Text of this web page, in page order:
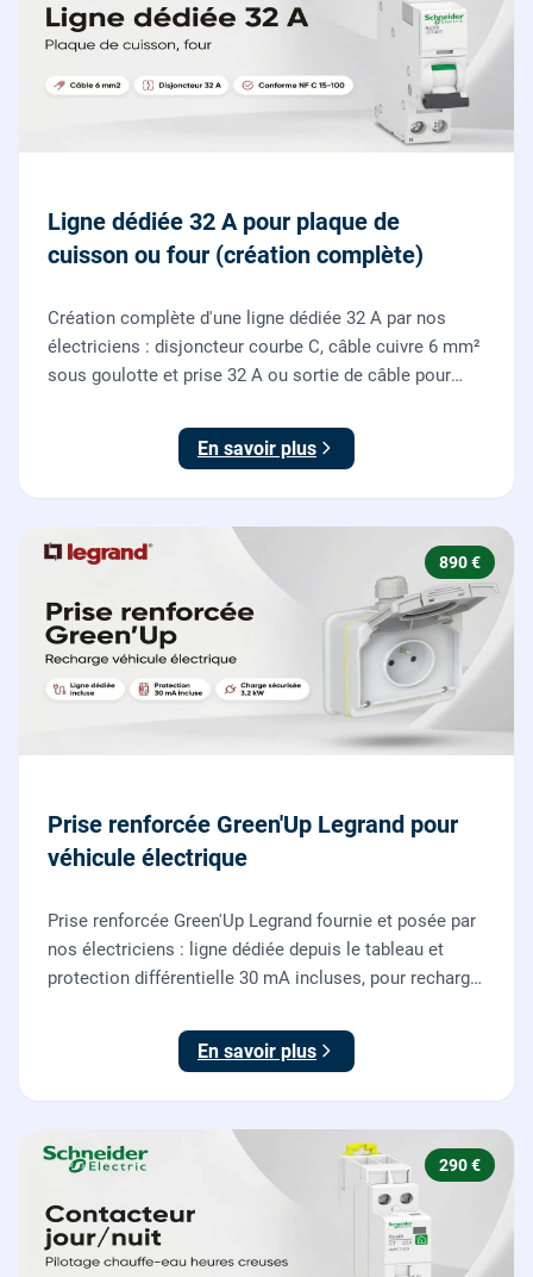
Ligne dédiée 32 A pour plaque de
cuisson ou four (création complète)
Création complète d'une ligne dédiée 32 A par nos
électriciens : disjoncteur courbe C, câble cuivre 6 mm²
sous goulotte et prise 32 A ou sortie de câble pour
En savoir plus
890 €
Prise renforcée Green'Up Legrand pour
véhicule électrique
Prise renforcée Green'Up Legrand fournie et posée par
nos électriciens : ligne dédiée depuis le tableau et
protection différentielle 30 mA incluses, pour recharger
En savoir plus
290 €